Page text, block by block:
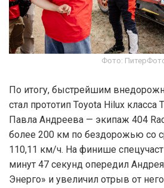
Фото:
По итогу, быстрейшим
стал прототип Toyota Hilux
Павла Андреева — экипаж 404
более 200 км по бездорожью со
110,11 км/ч. На финише
минут 47 секунд опередил
Энерго» и увеличил отрыв от